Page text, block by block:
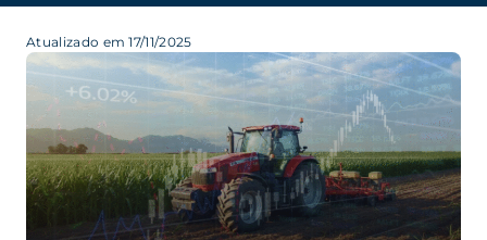
Atualizado em 17/11/2025